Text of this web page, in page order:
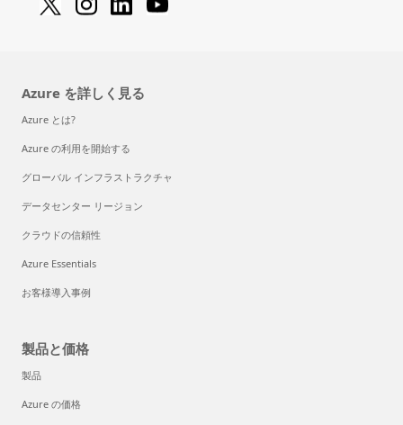
Azure を詳しく見る
Azure とは?
Azure の利用を開始する
グローバル インフラストラクチャ
データセンター リージョン
クラウドの信頼性
Azure Essentials
お客様導入事例
製品と価格
製品
Azure の価格